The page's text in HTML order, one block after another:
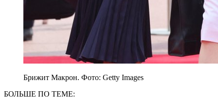
Брижит Макрон. Фото: Getty Images
БОЛЬШЕ ПО ТЕМЕ: